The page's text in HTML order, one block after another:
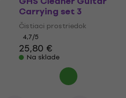
Carrying set 3
Čistiaci prostriedok
4,7/5
25,80 €
Na sklade